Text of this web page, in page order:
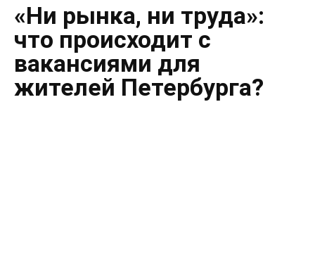
«Ни рынка, ни труда»:
что происходит с
вакансиями для
жителей Петербурга?